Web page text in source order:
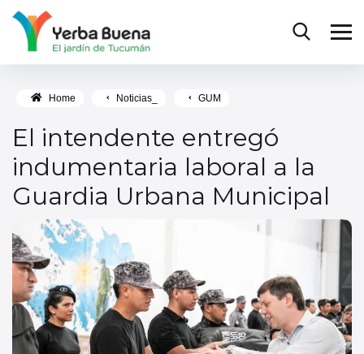
Home Noticias_ GUM
El intendente entregó
indumentaria laboral a la
Guardia Urbana Municipal